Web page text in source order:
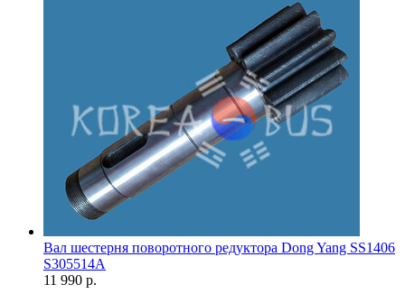
Вал шестерня поворотного редуктора Dong Yang SS1406
S305514A
11 990 р.